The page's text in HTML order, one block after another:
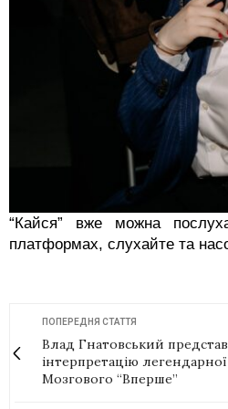
“Кайся” вже можна
платформах, слухайте та
ПОПЕРЕДНЯ СТАТТЯ
Влад Гнатовський
інтерпретацію
Мозгового “Вперше”